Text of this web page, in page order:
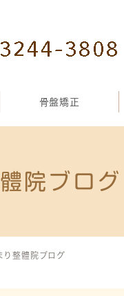
骨盤矯正
院ブログ
り整體院ブログ